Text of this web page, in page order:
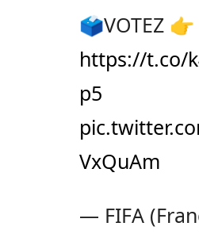
🗳️VOTEZ 👉
https://t.co/
p5
VxQuAm
— FIFA